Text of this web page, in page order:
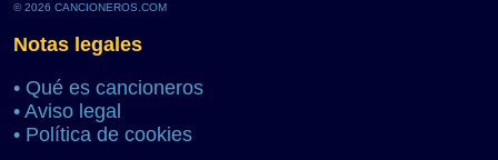
© 2026 CANCIONEROS.COM
Notas legales
• Qué es cancioneros
• Aviso legal
• Política de cookies